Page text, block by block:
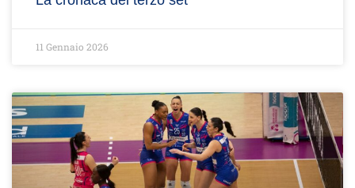
11 Gennaio 2026